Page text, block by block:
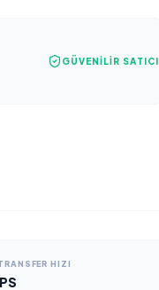
GÜVENILIR SATICI
HIZI